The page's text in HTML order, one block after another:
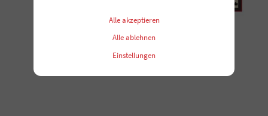
Einstellungen
Alle ablehnen
Alle akzeptieren